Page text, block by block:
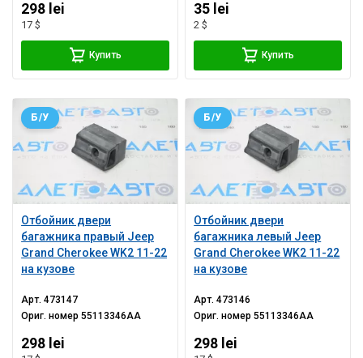
298 lei
17 $
Купить
35 lei
2 $
Купить
Отбойник двери
багажника правый Jeep
Grand Cherokee WK2 11-22
на кузове
Б/У
Арт.473147
Ориг. номер55113346AA
298 lei
Отбойник двери
багажника левый Jeep
Grand Cherokee WK2 11-22
на кузове
Б/У
Арт.473146
Ориг. номер55113346AA
298 lei